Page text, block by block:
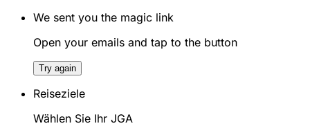
We sent you the magic link
Open your emails and tap to the button
Try again
Reiseziele
Wählen Sie Ihr JGA